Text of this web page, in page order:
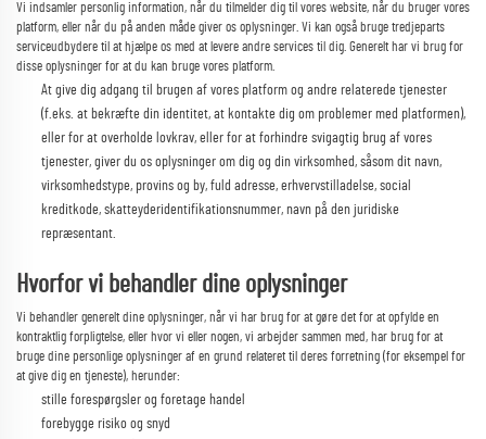
Vi indsamler personlig information, når du tilmelder dig til vores website, når du bruger vores
platform, eller når du på anden måde giver os oplysninger. Vi kan også bruge tredjeparts
serviceudbydere til at hjælpe os med at levere andre services til dig. Generelt har vi brug for
disse oplysninger for at du kan bruge vores platform.
At give dig adgang til brugen af vores platform og andre relaterede tjenester
(f.eks. at bekræfte din identitet, at kontakte dig om problemer med platformen),
eller for at overholde lovkrav, eller for at forhindre svigagtig brug af vores
tjenester, giver du os oplysninger om dig og din virksomhed, såsom dit navn,
virksomhedstype, provins og by, fuld adresse, erhvervstilladelse, social
kreditkode, skatteyderidentifikationsnummer, navn på den juridiske
repræsentant.
Hvorfor vi behandler dine oplysninger
Vi behandler generelt dine oplysninger, når vi har brug for at gøre det for at opfylde en
kontraktlig forpligtelse, eller hvor vi eller nogen, vi arbejder sammen med, har brug for at
bruge dine personlige oplysninger af en grund relateret til deres forretning (for eksempel for
at give dig en tjeneste), herunder:
stille forespørgsler og foretage handel
forebygge risiko og snyd